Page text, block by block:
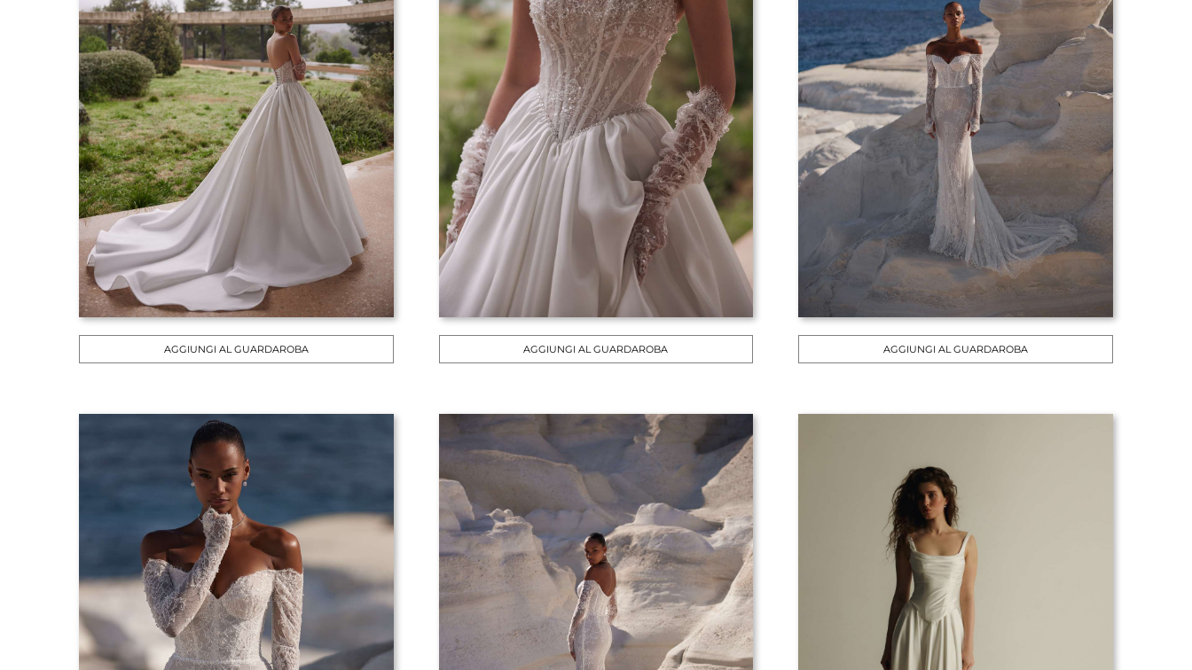
AGGIUNGI AL GUARDAROBA AGGIUNGI AL GUARDAROBA AGGIUNGI AL GUARDAROBA